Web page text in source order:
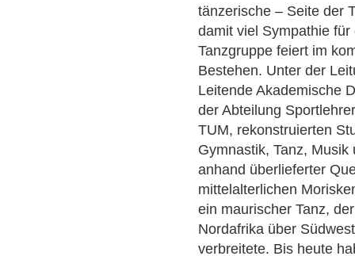
tänzerische – Seite der
damit viel Sympathie
Tanzgruppe feiert im
Bestehen. Unter der
Leitende Akademische
der Abteilung
TUM, rekonstruierten
Gymnastik, Tanz,
anhand überlieferter
mittelalterlichen
ein maurischer Tanz,
Nordafrika über
verbreitete. Bis heute